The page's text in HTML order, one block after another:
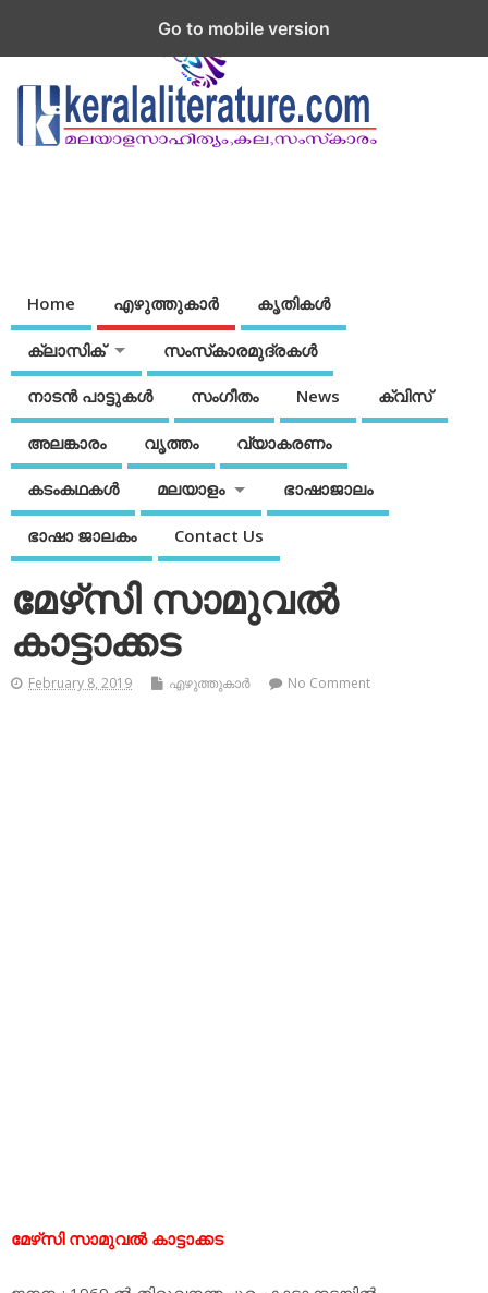
Home എഴുത്തുകാര്‍ കൃതികൾ
ക്ലാസിക് സംസ്‌കാരമുദ്രകള്‍
നാടന്‍ പാട്ടുകള്‍ സംഗീതം News ക്വിസ്
അലങ്കാരം വൃത്തം വ്യാകരണം
കടംകഥകള്‍ മലയാളം ഭാഷാജാലം
ഭാഷാ ജാലകം Contact Us
മേഴ്‌സി സാമുവല്‍
കാട്ടാക്കട
February 8, 2019 എഴുത്തുകാര്‍ No Comment
മേഴ്‌സി സാമുവല്‍ കാട്ടാക്കട
Go to mobile version